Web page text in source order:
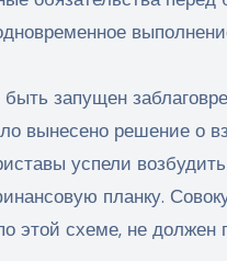
запущен
вынесено решение о
успели
планку.
этой схеме, не